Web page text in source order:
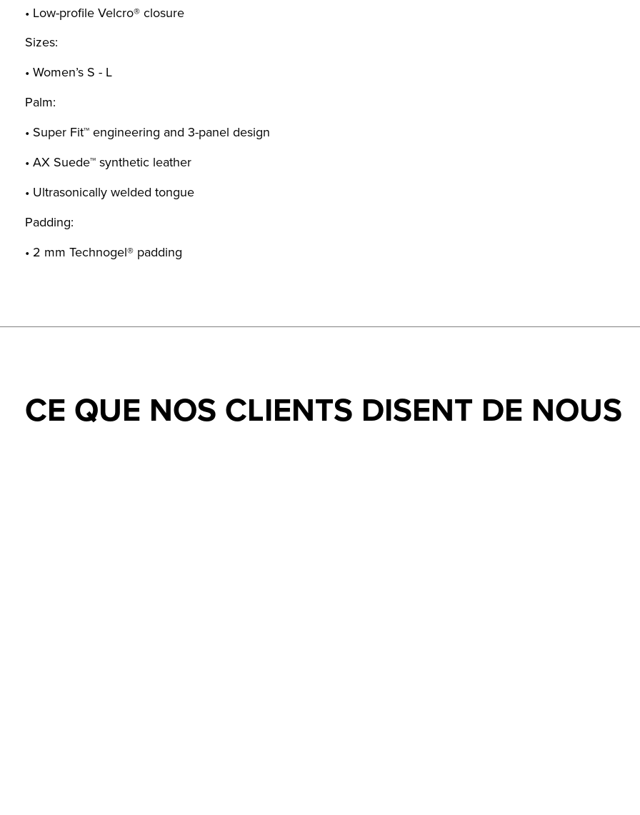
• Low-profile Velcro® closure
Sizes:
• Women’s S - L
Palm:
• Super Fit™ engineering and 3-panel design
• AX Suede™ synthetic leather
• Ultrasonically welded tongue
Padding:
• 2 mm Technogel® padding
CE QUE NOS CLIENTS DISENT DE NOUS